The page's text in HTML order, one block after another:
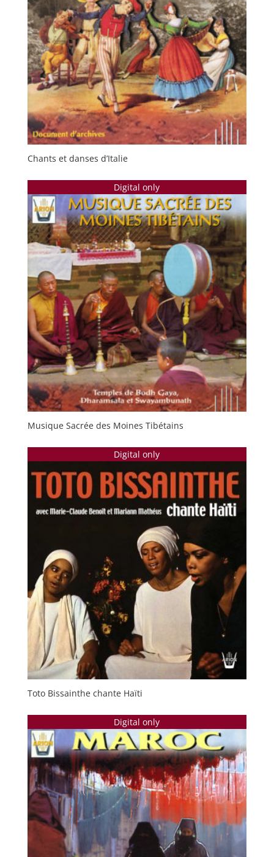
Chants et danses d’Italie
Digital only
Musique Sacrée des Moines Tibétains
Digital only
Toto Bissainthe chante Haïti
Digital only